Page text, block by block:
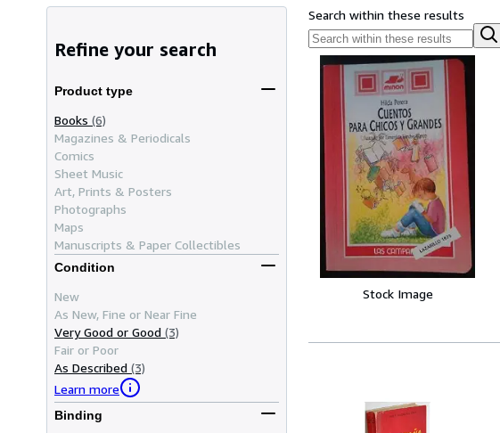
Refine your search
Product type
Books (6)
Magazines & Periodicals
Comics
Sheet Music
Art, Prints & Posters
Photographs
Maps
Manuscripts & Paper Collectibles
Condition
New
As New, Fine or Near Fine
Very Good or Good (3)
Fair or Poor
As Described (3)
Learn more
Binding
Search within these results
Stock Image